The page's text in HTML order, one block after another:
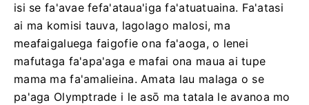
isi se fa'avae fefa'ataua'iga fa'atuatuaina. Fa'atasi
ai ma komisi tauva, lagolago malosi, ma
meafaigaluega faigofie ona fa'aoga, o lenei
mafutaga fa'apa'aga e mafai ona maua ai tupe
mama ma fa'amalieina. Amata lau malaga o se
pa'aga Olymptrade i le asō ma tatala le avanoa mo